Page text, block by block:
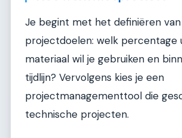
Je begint met het definiëren van
projectdoelen: welk percentage
materiaal wil je gebruiken en
tijdlijn? Vervolgens kies je een
projectmanagementtool die
technische projecten.